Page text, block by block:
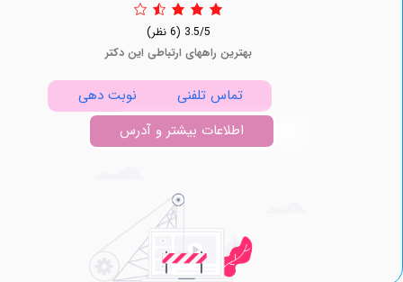
بهترین راههای ارتباطی این دکتر
تماس تلفنی
نوبت دهی
اطلاعات بیشتر و آدرس